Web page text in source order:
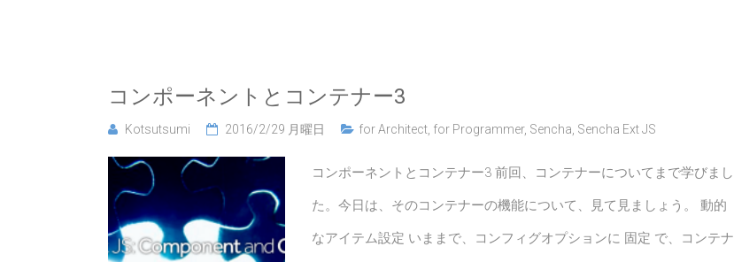
コンポーネントとコンテナー3
Kotsutsumi 2016/2/29 月曜日 for Architect, for Programmer, Sencha, Sencha Ext JS
コンポーネントとコンテナー3 前回、コンテナーについてまで学びまし
た。今日は、そのコンテナーの機能について、見て見ましょう。 動的
なアイテム設定 いままで、コンフィグオプションに 固定 で、コンテナ